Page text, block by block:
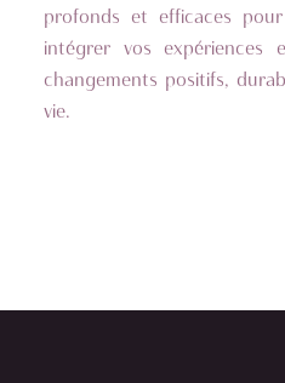
profonds et efficaces
intégrer vos
changements positifs,
vie.